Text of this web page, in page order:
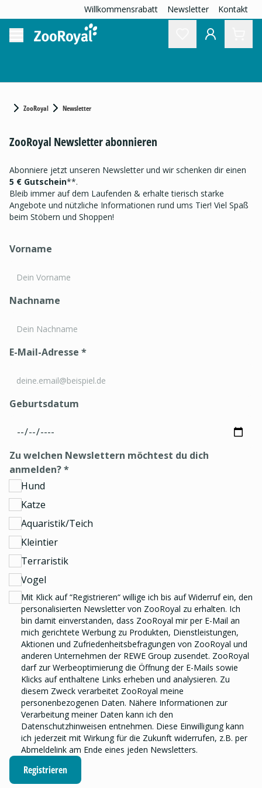
Willkommensrabatt Newsletter Kontakt
ZooRoyal Newsletter
ZooRoyal Newsletter abonnieren
Abonniere jetzt unseren Newsletter und wir schenken dir einen
5 € Gutschein**.
Bleib immer auf dem Laufenden & erhalte tierisch starke
Angebote und nützliche Informationen rund ums Tier! Viel Spaß
beim Stöbern und Shoppen!
Vorname
Nachname
E-Mail-Adresse *
Geburtsdatum
Zu welchen Newslettern möchtest du dich
anmelden?*
Hund
Katze
Aquaristik/Teich
Kleintier
Terraristik
Vogel
Mit Klick auf “Registrieren“ willige ich bis auf Widerruf ein, den
personalisierten Newslettervon ZooRoyal zu erhalten. Ich
bin damit einverstanden, dass ZooRoyal mir per E-Mail an
mich gerichtete Werbung zu Produkten, Dienstleistungen,
Aktionen und Zufriedenheitsbefragungen von ZooRoyal und
anderen Unternehmen der REWE Group zusendet. ZooRoyal
darf zur Werbeoptimierung die Öffnung der E-Mails sowie
Klicks auf enthaltene Links erheben und analysieren. Zu
diesem Zweck verarbeitet ZooRoyal meine
personenbezogenen Daten. Nähere Informationen zur
Verarbeitung meiner Daten kann ich den
Datenschutzhinweisen entnehmen. Diese Einwilligung kann
ich jederzeit mit Wirkung für die Zukunft widerrufen, z.B. per
Abmeldelink am Ende eines jeden Newsletters.
Registrieren